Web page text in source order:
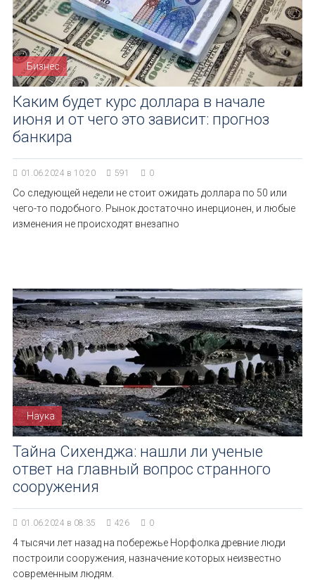
Бизнес
Каким будет курс доллара в начале
июня и от чего это зависит: прогноз
банкира
01.06.2024 в 10:20 591 0
Со следующей недели не стоит ожидать доллара по 50 или
чего-то подобного. Рынок достаточно инерционен, и любые
изменения не происходят внезапно
Наука
Тайна Сихенджа: нашли ли ученые
ответ на главный вопрос странного
сооружения
01.06.2024 в 08:35 426 0
4 тысячи лет назад на побережье Норфолка древние люди
построили сооружения, назначение которых неизвестно
современным людям.